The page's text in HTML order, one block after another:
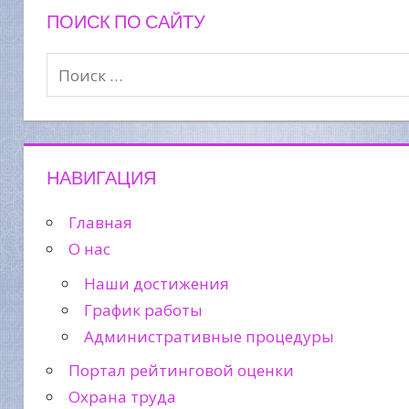
ПОИСК ПО САЙТУ
НАВИГАЦИЯ
Главная
О нас
Наши достижения
График работы
Административные процедуры
Портал рейтинговой оценки
Охрана труда